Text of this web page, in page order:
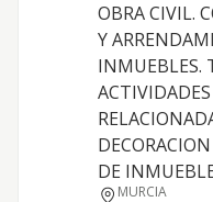
OBRA CIVIL.
Y
INMUEBLES.
ACTIVIDADES
DE
MURCIA